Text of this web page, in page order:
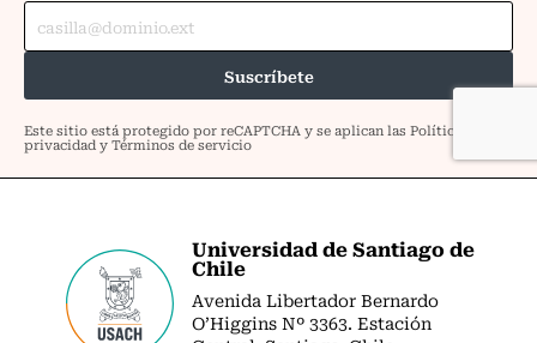
Universidad de Santiago de
Chile
Avenida Libertador Bernardo
O’Higgins Nº 3363. Estación